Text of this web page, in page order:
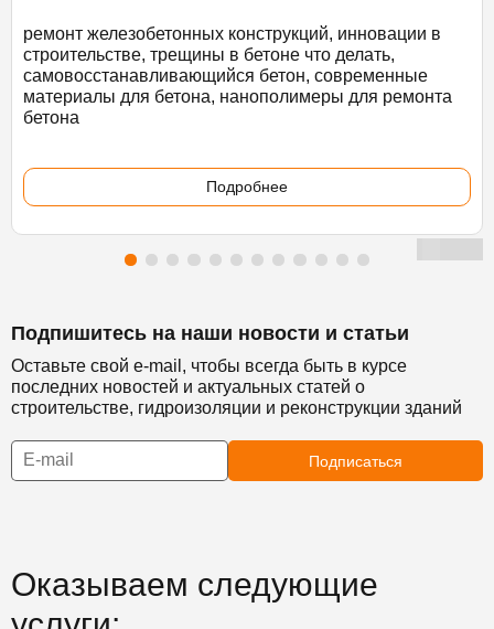
ремонт железобетонных конструкций, инновации в
строительстве, трещины в бетоне что делать,
самовосстанавливающийся бетон, современные
материалы для бетона, нанополимеры для ремонта
бетона
Подробнее
Подпишитесь на наши новости и статьи
Оставьте свой e-mail, чтобы всегда быть в курсе
последних новостей и актуальных статей о
строительстве, гидроизоляции и реконструкции зданий
Подписаться
Оказываем следующие